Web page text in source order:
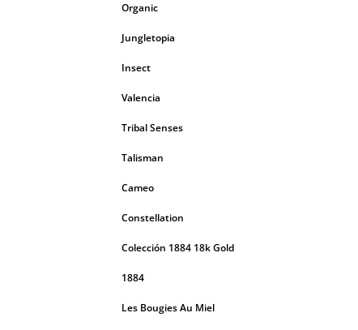
Organic
Jungletopia
Insect
Valencia
Tribal Senses
Talisman
Cameo
Constellation
Colección 1884 18k Gold
1884
Les Bougies Au Miel